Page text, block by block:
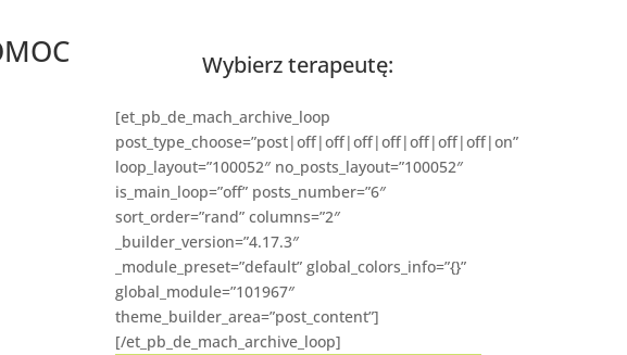
Wybierz terapeutę:
[et_pb_de_mach_archive_loop
post_type_choose=”post|off|off|off|off|off|off|off|on”
loop_layout=”100052″ no_posts_layout=”100052″
is_main_loop=”off” posts_number=”6″
sort_order=”rand” columns=”2″
_builder_version=”4.17.3″
_module_preset=”default” global_colors_info=”{}”
global_module=”101967″
theme_builder_area=”post_content”]
[/et_pb_de_mach_archive_loop]